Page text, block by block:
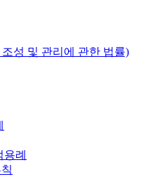
성 및 관리에 관한 법률)
례